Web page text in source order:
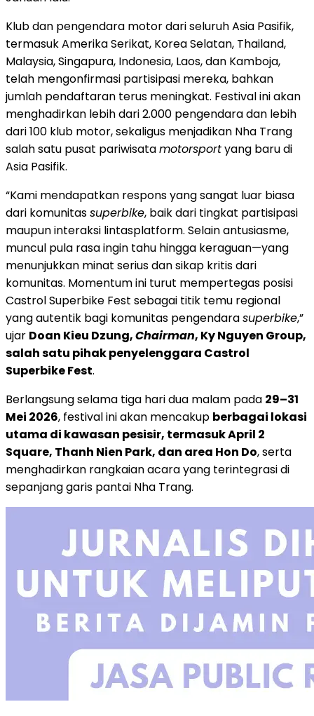
Klub dan pengendara motor dari seluruh Asia Pasifik,
termasuk Amerika Serikat, Korea Selatan, Thailand,
Malaysia, Singapura, Indonesia, Laos, dan Kamboja,
telah mengonfirmasi partisipasi mereka, bahkan
jumlah pendaftaran terus meningkat. Festival ini akan
menghadirkan lebih dari 2.000 pengendara dan lebih
dari 100 klub motor, sekaligus menjadikan Nha Trang
salah satu pusat pariwisatamotorsportyang baru di
Asia Pasifik.
“Kami mendapatkan respons yang sangat luar biasa
dari komunitassuperbike, baik dari tingkat partisipasi
maupun interaksi lintasplatform. Selain antusiasme,
muncul pula rasa ingin tahu hingga keraguan—yang
menunjukkan minat serius dan sikap kritis dari
komunitas. Momentum ini turut mempertegas posisi
Castrol Superbike Fest sebagai titik temu regional
yang autentik bagi komunitas pengendarasuperbike,”
ujar Doan Kieu Dzung,Chairman, Ky Nguyen Group,
salah satu pihak penyelenggara Castrol
Superbike Fest.
Berlangsung selama tiga hari dua malam pada 29–31
Mei 2026, festival ini akan mencakup berbagai lokasi
utama di kawasan pesisir, termasuk April 2
Square, Thanh Nien Park, dan area Hon Do, serta
menghadirkan rangkaian acara yang terintegrasi di
sepanjang garis pantai Nha Trang.